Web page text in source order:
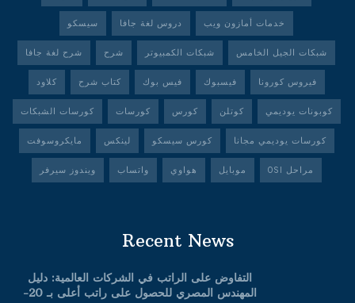
خدمات أمازون ويب دروس لغة جافا سيسكو
شبكات الجيل الخامس شبكات الكمبيوتر شرح شرح لغة جافا
فيروس كورونا فيسبوك فيس بوك كتاب شرح كلاود
كوبونات يوديمي كوتلن كورس كورسات كورسات الشبكات
كورسات يوديمي مجانا كورس سيسكو لينكس مايكروسوفت
مراحل OSI موبايل هواوي واتساب ويندوز سيرفر
Recent News
التفاوض على الراتب في الشركات العالمية: دليل
المهندس المصري للحصول على راتب أعلى بـ 20-